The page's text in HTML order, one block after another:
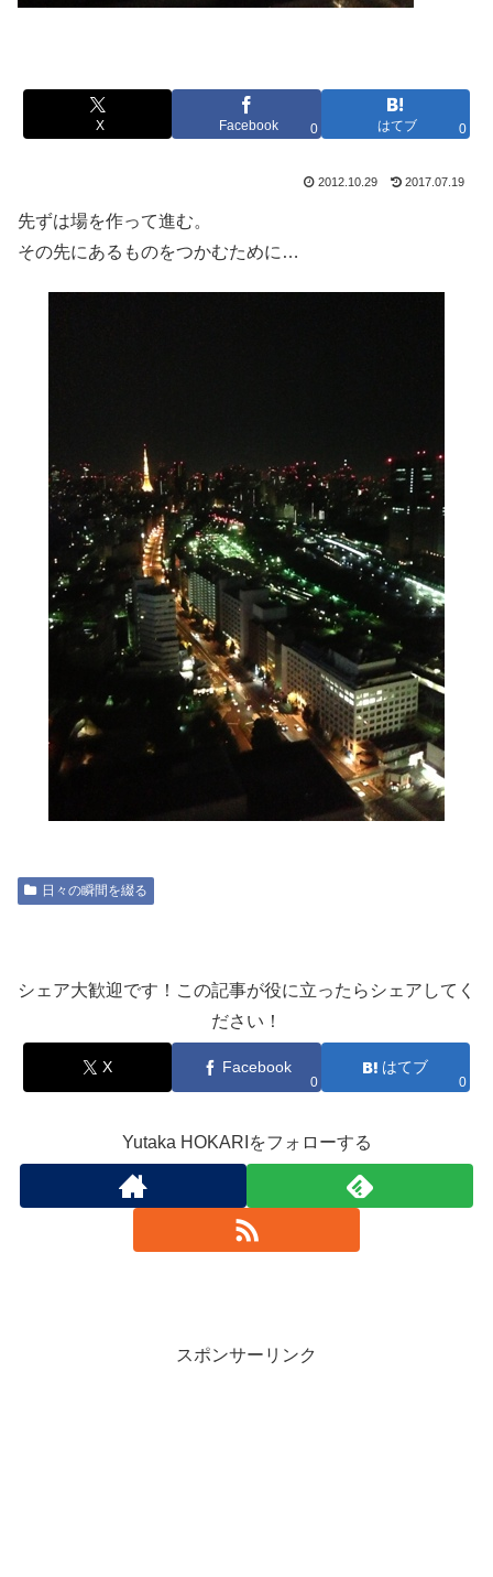
X Facebook 0 はてブ 0
2012.10.29 2017.07.19
先ずは場を作って進む。
その先にあるものをつかむために…
日々の瞬間を綴る
シェア大歓迎です！この記事が役に立ったらシェアしてく
ださい！
X Facebook
0
はてブ
0
Yutaka HOKARIをフォローする
スポンサーリンク